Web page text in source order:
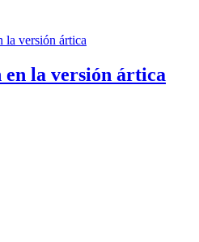
en la versión ártica